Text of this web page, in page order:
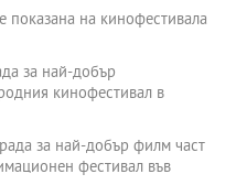
на кинофестивала
за най-добър
кинофестивал в
за най-добър филм част
фестивал във